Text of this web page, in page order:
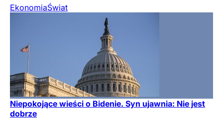
EkonomiaŚwiat
Niepokojące wieści o Bidenie. Syn ujawnia: Nie jest
dobrze